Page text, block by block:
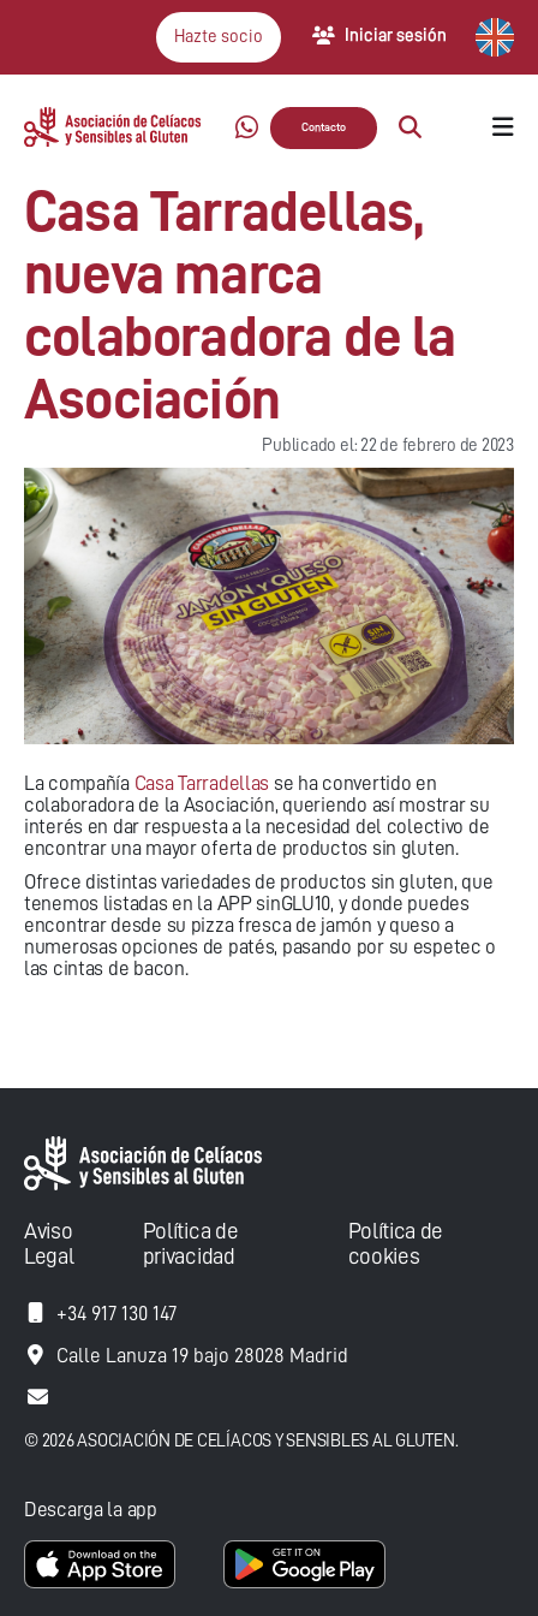
Hazte socio Iniciar sesión
Contacto
Casa Tarradellas,
nueva marca
colaboradora de la
Asociación
Publicado el: 22 de febrero de 2023
La compañía Casa Tarradellas se ha convertido en
colaboradora de la Asociación, queriendo así mostrar su
interés en dar respuesta a la necesidad del colectivo de
encontrar una mayor oferta de productos sin gluten.
Ofrece distintas variedades de productos sin gluten, que
tenemos listadas en la APP sinGLU10, y donde puedes
encontrar desde su pizza fresca de jamón y queso a
numerosas opciones de patés, pasando por su espetec o
las cintas de bacon.
Aviso
Legal
Política de
privacidad
Política de
cookies
+34 917 130 147
Calle Lanuza 19 bajo 28028 Madrid
© 2026 ASOCIACIÓN DE CELÍACOS Y SENSIBLES AL GLUTEN.
Descarga la app